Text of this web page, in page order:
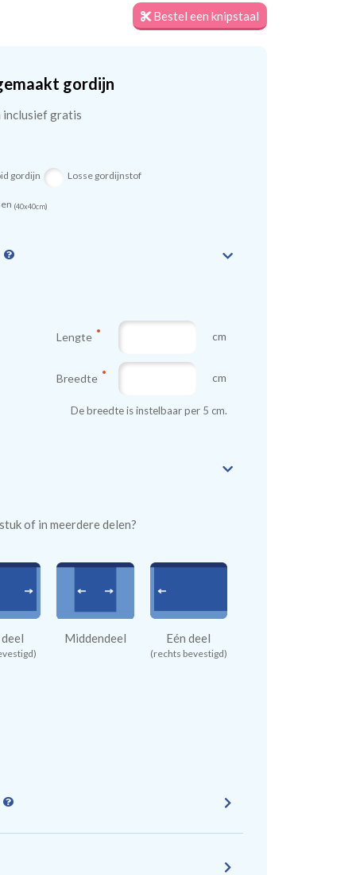
Bestel een knipstaal
gordijn
inclusief gratis
gordijn Losse gordijnstof
(40x40cm)
Lengte cm
Breedte cm
De breedte is instelbaar per 5 cm.
of in meerdere delen?
Middendeel Eén deel
(rechts bevestigd)